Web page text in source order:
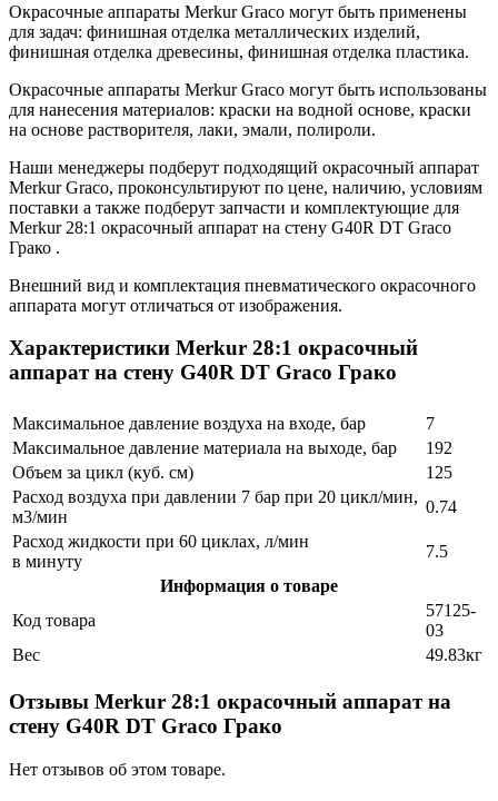
Окрасочные аппараты Merkur Graco могут быть применены
для задач: финишная отделка металлических изделий,
финишная отделка древесины, финишная отделка пластика.
Окрасочные аппараты Merkur Graco могут быть использованы
для нанесения материалов: краски на водной основе, краски
на основе растворителя, лаки, эмали, полироли.
Наши менеджеры подберут подходящий окрасочный аппарат
Merkur Graco, проконсультируют по цене, наличию, условиям
поставки а также подберут запчасти и комплектующие для
Merkur 28:1 окрасочный аппарат на стену G40R DT Graco
Грако .
Внешний вид и комплектация пневматического окрасочного
аппарата могут отличаться от изображения.
Характеристики Merkur 28:1 окрасочный
аппарат на стену G40R DT Graco Грако
Максимальное давление воздуха на входе, бар
7
Максимальное давление материала на выходе, бар
192
Объем за цикл (куб. см)
125
Расход воздуха при давлении 7 бар при 20 цикл/мин,
м3/мин
0.74
Расход жидкости при 60 циклах, л/мин
в минуту
7.5
Информация о товаре
Код товара
57125-
03
Вес
49.83кг
Отзывы Merkur 28:1 окрасочный аппарат на
стену G40R DT Graco Грако
Нет отзывов об этом товаре.